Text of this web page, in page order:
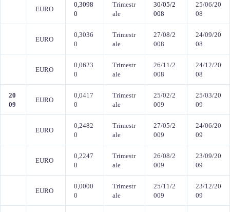
EURO
0,3098
0
Trimestr
ale
30/05/2
008
25/06/20
08
EURO
0,3036
0
Trimestr
ale
27/08/2
008
24/09/20
08
EURO
0,0623
0
Trimestr
ale
26/11/2
008
24/12/20
08
20
09
EURO
0,0417
0
Trimestr
ale
25/02/2
009
25/03/20
09
EURO
0,2482
0
Trimestr
ale
27/05/2
009
24/06/20
09
EURO
0,2247
0
Trimestr
ale
26/08/2
009
23/09/20
09
EURO
0,0000
0
Trimestr
ale
25/11/2
009
23/12/20
09